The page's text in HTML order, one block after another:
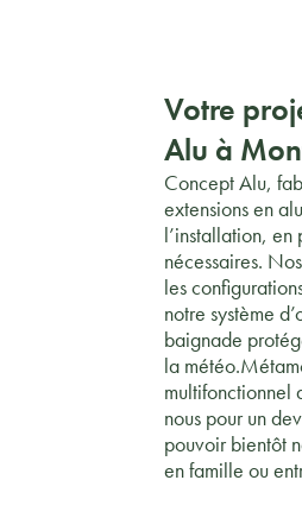
Votre
Alu à
Concept Alu,
extensions en
l’installation, en
nécessaires.
les
notre système
baignade
la
multifonctionnel
nous pour un
pouvoir bientôt
en famille ou